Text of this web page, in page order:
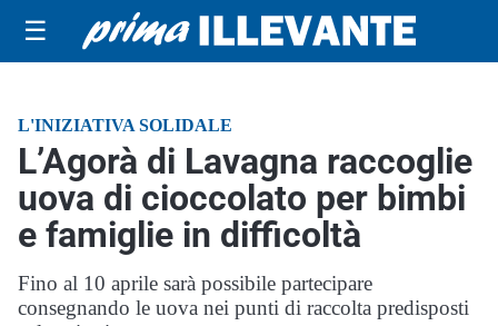
☰
L'INIZIATIVA SOLIDALE
L’Agorà di Lavagna raccoglie
uova di cioccolato per bimbi
e famiglie in difficoltà
Fino al 10 aprile sarà possibile partecipare
consegnando le uova nei punti di raccolta predisposti